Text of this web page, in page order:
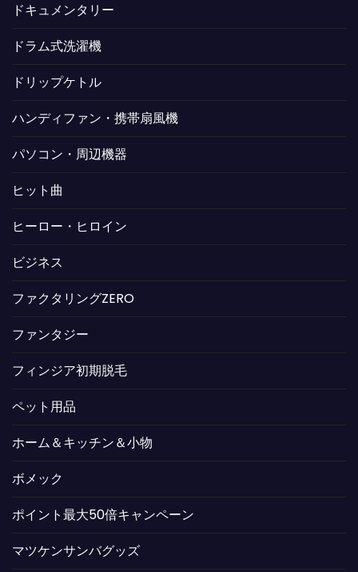
ドキュメンタリー
ドラム式洗濯機
ドリップケトル
ハンディファン・携帯扇風機
パソコン・周辺機器
ヒット曲
ヒーロー・ヒロイン
ビジネス
ファクタリングZERO
ファンタジー
フィンジア初期脱毛
ペット用品
ホーム＆キッチン＆小物
ボメック
ポイント最大50倍キャンペーン
マツケンサンバグッズ